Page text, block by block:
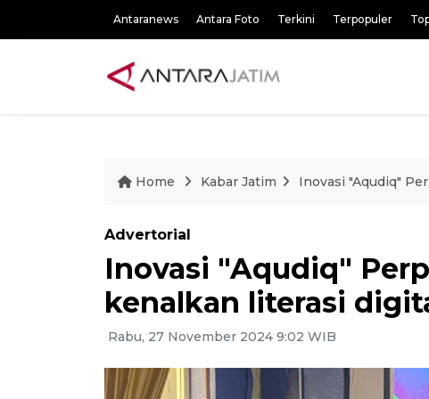
Antaranews Antara Foto Terkini Terpopuler
Home Kabar Jatim Inovasi "Aqudiq"
Advertorial
Inovasi "Aqudiq"
kenalkan literasi
Rabu, 27 November 2024 9:02 WIB